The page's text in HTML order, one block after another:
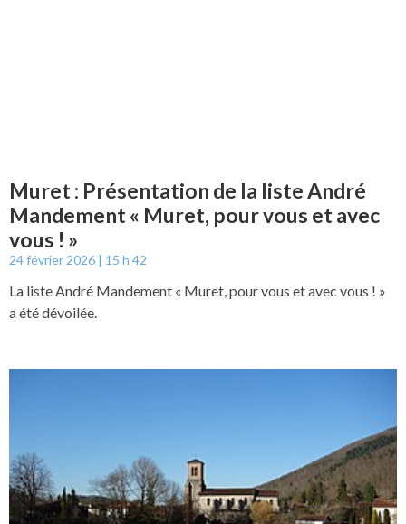
Muret : Présentation de la liste André
Mandement « Muret, pour vous et avec
vous ! »
24 février 2026 15 h 42
La liste André Mandement « Muret, pour vous et avec vous ! »
a été dévoilée.